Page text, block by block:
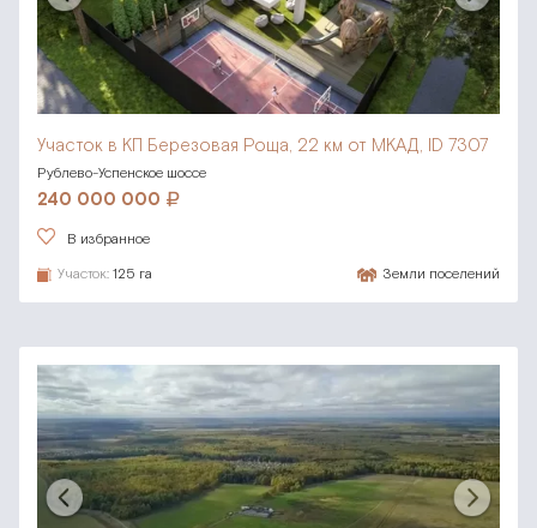
Участок в КП Березовая Роща, 22 км от МКАД, ID 7307
Рублево-Успенское шоссе
240 000 000
В избранное
Участок: 125 га Земли поселений